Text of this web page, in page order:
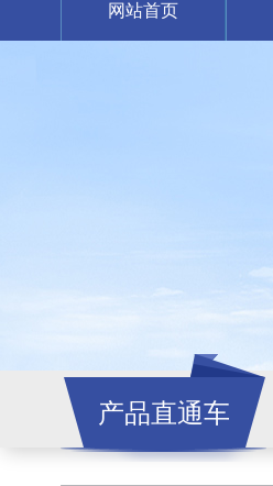
网站首页
产品直通车